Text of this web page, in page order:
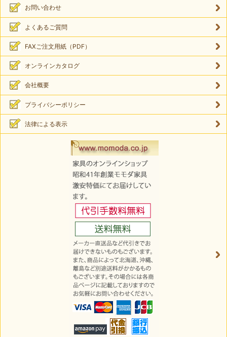
お問い合わせ
よくあるご質問
FAXご注文用紙（PDF）
オンラインカタログ
会社概要
プライバシーポリシー
法律による表示